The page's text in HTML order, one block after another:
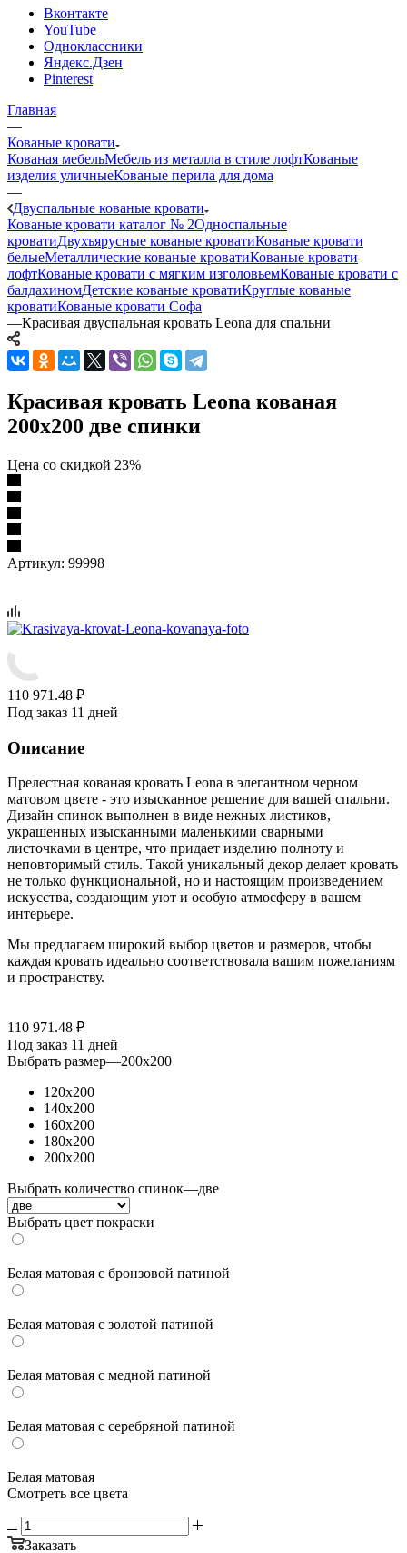
Вконтакте
YouTube
Одноклассники
Яндекс.Дзен
Pinterest
Главная
—
Кованые кровати
Кованая мебельМебель из металла в стиле лофтКованые
изделия уличныеКованые перила для дома
—
Двуспальные кованые кровати
Кованые кровати каталог № 2Односпальные
кроватиДвухъярусные кованые кроватиКованые кровати
белыеМеталлические кованые кроватиКованые кровати
лофтКованые кровати с мягким изголовьемКованые кровати с
балдахиномДетские кованые кроватиКруглые кованые
кроватиКованые кровати Софа
—Красивая двуспальная кровать Leona для спальни
Красивая кровать Leona кованая
200х200 две спинки
Цена со скидкой 23%
Артикул: 99998
110 971.48 ₽
Под заказ 11 дней
Описание
Прелестная кованая кровать Leona в элегантном черном
матовом цвете - это изысканное решение для вашей спальни.
Дизайн спинок выполнен в виде нежных листиков,
украшенных изысканными маленькими сварными
листочками в центре, что придает изделию полноту и
неповторимый стиль. Такой уникальный декор делает кровать
не только функциональной, но и настоящим произведением
искусства, создающим уют и особую атмосферу в вашем
интерьере.
Мы предлагаем широкий выбор цветов и размеров, чтобы
каждая кровать идеально соответствовала вашим пожеланиям
и пространству.
110 971.48 ₽
Под заказ 11 дней
Выбрать размер—200х200
120х200
140х200
160х200
180х200
200х200
Выбрать количество спинок—две
Выбрать цвет покраски
Белая матовая с бронзовой патиной
Белая матовая с золотой патиной
Белая матовая с медной патиной
Белая матовая с серебряной патиной
Белая матовая
Смотреть все цвета
Заказать